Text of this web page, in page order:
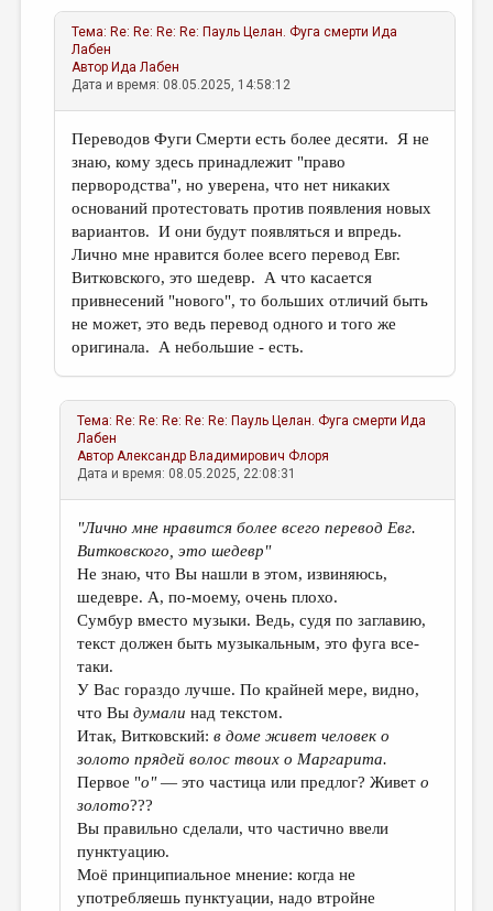
Тема: Re: Re: Re: Re: Пауль Целан. Фуга смерти Ида
Лабен
Автор Ида Лабен
Дата и время: 08.05.2025, 14:58:12
Переводов Фуги Смерти есть более десяти. Я не
знаю, кому здесь принадлежит "право
первородства", но уверена, что нет никаких
оснований протестовать против появления новых
вариантов. И они будут появляться и впредь.
Лично мне нравится более всего перевод Евг.
Витковского, это шедевр. А что касается
привнесений "нового", то больших отличий быть
не может, это ведь перевод одного и того же
оригинала. А небольшие - есть.
Тема: Re: Re: Re: Re: Re: Пауль Целан. Фуга смерти Ида
Лабен
АвторАлександр Владимирович Флоря
Дата и время: 08.05.2025, 22:08:31
"Лично мне нравится более всего перевод Евг.
Витковского, это шедевр"
Не знаю, что Вы нашли в этом, извиняюсь,
шедевре. А, по-моему, очень плохо.
Сумбур вместо музыки. Ведь, судя по заглавию,
текст должен быть музыкальным, это фуга все-
таки.
У Вас гораздо лучше. По крайней мере, видно,
что Выдумали над текстом.
Итак, Витковский:в доме живет человек о
золото прядей волос твоих о Маргарита.
Первое "о"— это частица или предлог? Живето
золото???
Вы правильно сделали, что частично ввели
пунктуацию.
Моё принципиальное мнение: когда не
употребляешь пунктуации, надо втройне